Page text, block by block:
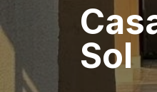
Sol